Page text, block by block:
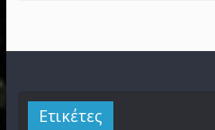
Ετικέτες